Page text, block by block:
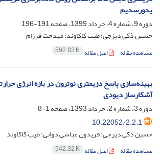
یدورسدیم
دوره 9، شماره 4، خرداد 1399، صفحه
191-196
حسین ذکی دیزجی؛ طیب کاکاوند؛ مهدخت فرزام
مشاهده مقاله اصل مقاله 592.83 K
بهینه‌سازی پاسخ دزیمتری نوترون در بازه انرژی
آشکارساز دیودی
دوره 3، شماره 2، خرداد 1393، صفحه
1-8
10.22052/2.2.1
حسین ذکی دیزجی؛ فریدون عباسی دوانی؛ طیب کاکاوند
مشاهده مقاله اصل مقاله 542.32 K